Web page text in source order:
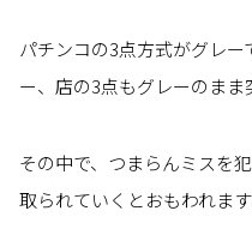
パチンコの3点方式がグレ
ー、店の3点もグレーのまま
その中で、つまらんミスを
取られていくとおもわれます